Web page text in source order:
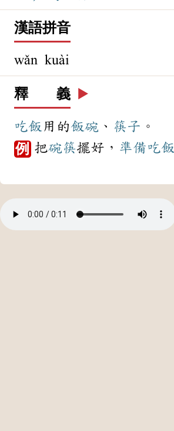
漢語拼音
wǎn kuài
釋 義 ▶️
吃飯 用的飯碗 、 筷子 。
例 把碗筷擺好， 準備吃飯